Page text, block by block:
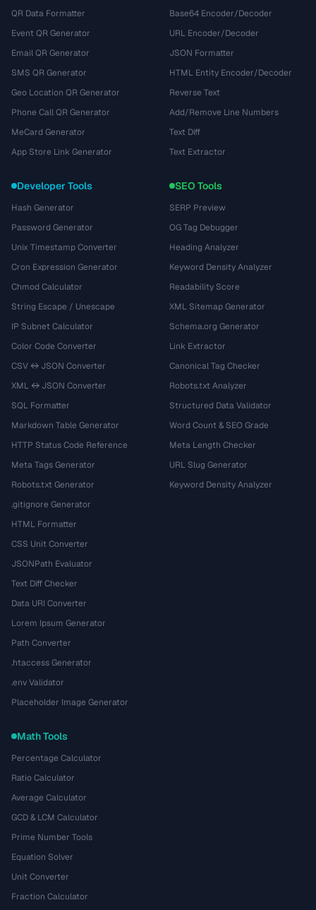
QR Data Formatter
Event QR Generator
Email QR Generator
SMS QR Generator
Geo Location QR Generator
Phone Call QR Generator
MeCard Generator
App Store Link Generator
Base64 Encoder/Decoder
URL Encoder/Decoder
JSON Formatter
HTML Entity Encoder/Decoder
Reverse Text
Add/Remove Line Numbers
Text Diff
Text Extractor
Developer Tools
Hash Generator
Password Generator
Unix Timestamp Converter
Cron Expression Generator
Chmod Calculator
String Escape / Unescape
IP Subnet Calculator
Color Code Converter
CSV ↔ JSON Converter
XML ↔ JSON Converter
SQL Formatter
Markdown Table Generator
HTTP Status Code Reference
Meta Tags Generator
Robots.txt Generator
.gitignore Generator
HTML Formatter
CSS Unit Converter
JSONPath Evaluator
Text Diff Checker
Data URI Converter
Lorem Ipsum Generator
Path Converter
.htaccess Generator
.env Validator
Placeholder Image Generator
SEO Tools
SERP Preview
OG Tag Debugger
Heading Analyzer
Keyword Density Analyzer
Readability Score
XML Sitemap Generator
Schema.org Generator
Link Extractor
Canonical Tag Checker
Robots.txt Analyzer
Structured Data Validator
Word Count & SEO Grade
Meta Length Checker
URL Slug Generator
Keyword Density Analyzer
Math Tools
Percentage Calculator
Ratio Calculator
Average Calculator
GCD & LCM Calculator
Prime Number Tools
Equation Solver
Unit Converter
Fraction Calculator